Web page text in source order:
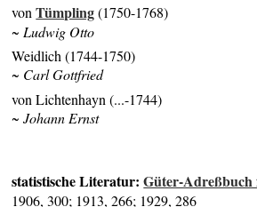
vonTümpling(1750-1768)
~ Ludwig Otto
Weidlich (1744-1750)
~ Carl Gottfried
von Lichtenhayn (...-1744)
~ Johann Ernst
statistische Literatur:Güter-Adreßbuch
1906, 300; 1913, 266; 1929, 286